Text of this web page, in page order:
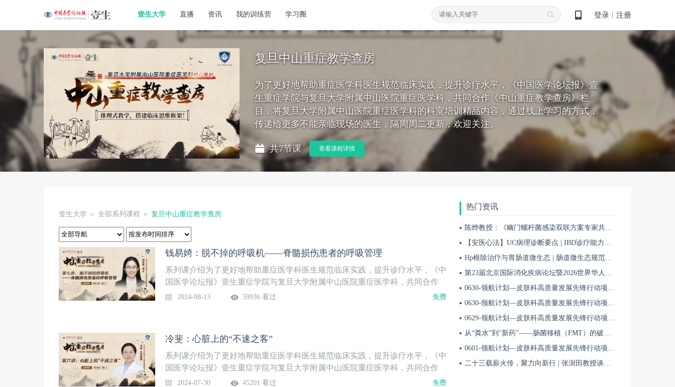
壹生大学 直播 资讯 我的训练营 学习圈 登录 注册
复旦中山重症教学查房
为了更好地帮助重症医学科医生规范临床实践，提升诊疗水平，《中国医学论坛报》壹
生重症学院与复旦大学附属中山医院重症医学科，共同合作《中山重症教学查房》栏
目，将复旦大学附属中山医院重症医学科的科室培训精品内容，通过线上学习的方式，
传递给更多不能亲临现场的医生，隔周周二更新，欢迎关注。
共7节课 查看课程详情
壹生大学 ＞ 全部系列课程 ＞ 复旦中山重症教学查房
钱易婍：脱不掉的呼吸机——脊髓损伤患者的呼吸管理
系列课介绍为了更好地帮助重症医学科医生规范临床实践，提升诊疗水平，《中
国医学论坛报》壹生重症学院与复旦大学附属中山医院重症医学科，共同合作
《中山重症教学查房》栏目，将复旦大学附属中山医院重症医学科的科室培训精
岁月无声待日曦。授课专家钱易婍 博士复旦大学附属中山医院重症医学科上线
时间8月13日（周二）温馨提示：微信搜索“壹生重症学院”，关注后免费获得上
课提醒，精彩内容不错过。
2024-08-13 59936 看过 免费
冷斐：心脏上的“不速之客”
系列课介绍为了更好地帮助重症医学科医生规范临床实践，提升诊疗水平，《中
国医学论坛报》壹生重症学院与复旦大学附属中山医院重症医学科，共同合作
《中山重症教学查房》栏目，将复旦大学附属中山医院重症医学科的科室培训精
2024-07-30 45201 看过 免费
热门资讯
陈烨教授：《幽门螺杆菌感染双联方案专家共识（2026）》解读 | BIDDF2026
【安医心法】UC病理诊断要点 | IBD诊疗能力系统提升5
Hp根除治疗与胃肠道微生态 | 肠道微生态规范化诊疗4
第23届北京国际消化疾病论坛暨2026世界华人消化医师年会盛大开幕
0630-领航计划—皮肤科高质量发展先锋行动项目第六季第65期
0630-领航计划—皮肤科高质量发展先锋行动项目第六季第64期
0629-领航计划—皮肤科高质量发展先锋行动项目第六季第63期
从“粪水”到“新药”——肠菌移植（FMT）的破局与临床应用全景 | 肠道微生态规范化诊疗1
0601-领航计划—皮肤科高质量发展先锋行动项目第六季第42期
二十三载薪火传，聚力向新行 | 张澍田教授谈中国消化医学的传承与突破